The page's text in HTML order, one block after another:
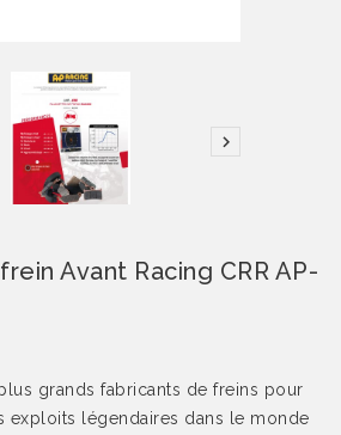

Avant Racing CRR AP-
grands fabricants de freins pour
exploits légendaires dans le monde